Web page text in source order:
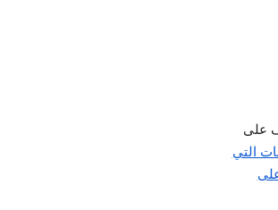
على
التي